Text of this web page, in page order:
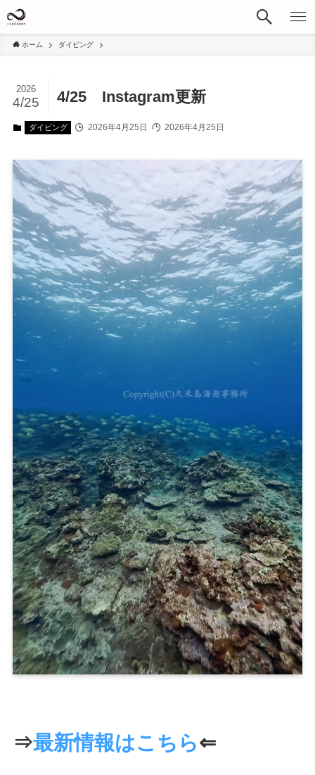
ホーム ダイビング
4/25 Instagram更新
2026
4/25
ダイビング 2026年4月25日 2026年4月25日
⇒最新情報はこちら⇐